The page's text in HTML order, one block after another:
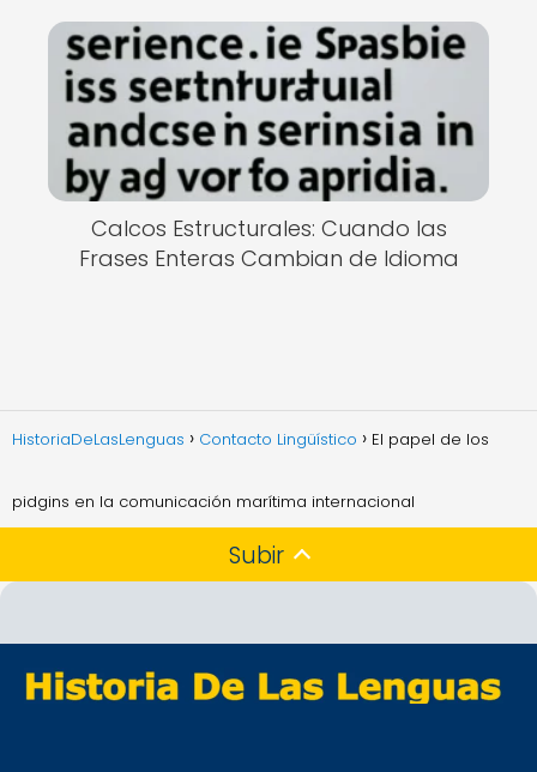
Calcos Estructurales: Cuando las
Frases Enteras Cambian de Idioma
HistoriaDeLasLenguas Contacto Lingüístico El papel de los
pidgins en la comunicación marítima internacional
Subir